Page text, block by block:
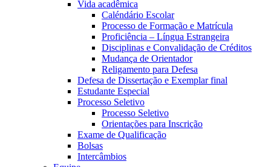
Vida acadêmica
Caléndário Escolar
Processo de Formação e Matrícula
Proficiência – Língua Estrangeira
Disciplinas e Convalidação de Créditos
Mudança de Orientador
Religamento para Defesa
Defesa de Dissertação e Exemplar final
Estudante Especial
Processo Seletivo
Processo Seletivo
Orientações para Inscrição
Exame de Qualificação
Bolsas
Intercâmbios